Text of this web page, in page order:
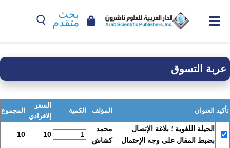
بحث
متقدم
عربة التسوق
تأكيد العنوان المؤلف الكمية
السعر
إلافرادي
المجموع
الحيلة اللغوية ؛ بلاغة الإتصال
بضبط المقال على وجه الإحتمال
محمد
كشاش
10
10